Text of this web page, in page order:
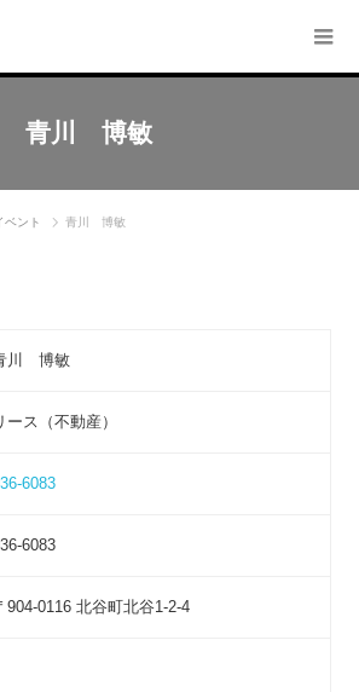
青川 博敏
ベント 青川 博敏
川 博敏
ース（不動産）
6083
6083
904-0116 北谷町北谷1-2-4